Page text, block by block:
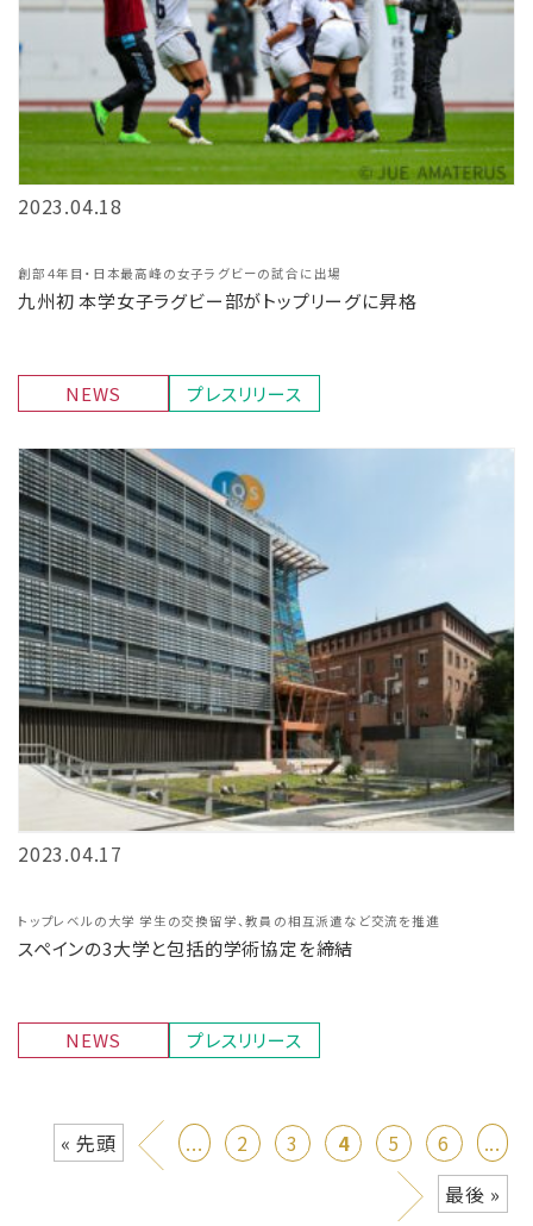
2023.04.18
創部４年目・日本最高峰の女子ラグビーの試合に出場
九州初 本学女子ラグビー部がトップリーグに昇格
NEWS プレスリリース
2023.04.17
トップレベルの大学 学生の交換留学、教員の相互派遣など交流を推進
スペインの3大学と包括的学術協定を締結
NEWS プレスリリース
« 先頭 « ... 2 3 4 5 6
...
»
最後 »